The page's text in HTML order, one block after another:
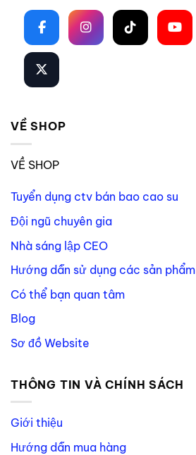
VỀ SHOP
VỀ SHOP
Tuyển dụng ctv bán bao cao su
Đội ngũ chuyên gia
Nhà sáng lập CEO
Hướng dẫn sử dụng các sản phẩm
Có thể bạn quan tâm
Blog
Sơ đồ Website
THÔNG TIN VÀ CHÍNH SÁCH
Giới thiệu
Hướng dẫn mua hàng